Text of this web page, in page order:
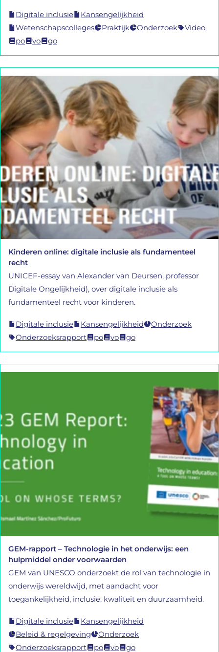
Digitale inclusie
Kansengelijkheid
Wetenschapscolleges
Praktijk Onderzoek
Video
po
vo go
Kinderen online: digitale inclusie als fundamenteel
recht
UNICEF-essay van Alexander van Deursen, professor
Digitale Ongelijkheid), over digitale inclusie als
fundamenteel recht voor kinderen.
Digitale inclusie Kansengelijkheid
Onderzoek
Onderzoeksrapport
po vo go
GEM-rapport – Technologie in het onderwijs: een
hulpmiddel onder voorwaarden
GEM van UNESCO onderzoekt de rol van technologie in
onderwijs wereldwijd, met aandacht voor
toegankelijkheid, inclusie, kwaliteit en duurzaamheid.
Digitale inclusie
Kansengelijkheid
Beleid & regelgeving
Onderzoek
Onderzoeksrapport
po vo go